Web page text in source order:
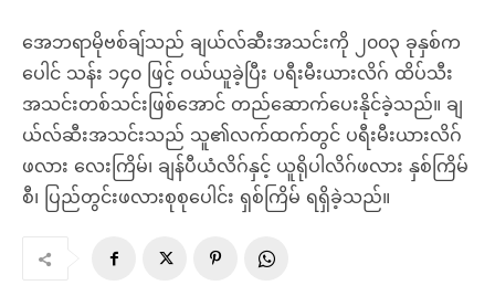
အေဘရာမိုဗစ်ချ်သည် ချယ်လ်ဆီးအသင်းကို ၂၀၀၃ ခုနှစ်က
ပေါင် သန်း ၁၄၀ ဖြင့် ဝယ်ယူခဲ့ပြီး ပရီးမီးယားလိဂ် ထိပ်သီး
အသင်းတစ်သင်းဖြစ်အောင် တည်ဆောက်ပေးနိုင်ခဲ့သည်။ ချ
ယ်လ်ဆီးအသင်းသည် သူ၏လက်ထက်တွင် ပရီးမီးယားလိဂ်
ဖလား လေးကြိမ်၊ ချန်ပီယံလိဂ်နှင့် ယူရိုပါလိဂ်ဖလား နှစ်ကြိမ်
စီ၊ ပြည်တွင်းဖလားစုစုပေါင်း ရှစ်ကြိမ် ရရှိခဲ့သည်။